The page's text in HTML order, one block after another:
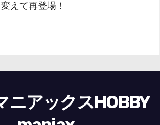
えて再登場！
ニアックスHOBBY